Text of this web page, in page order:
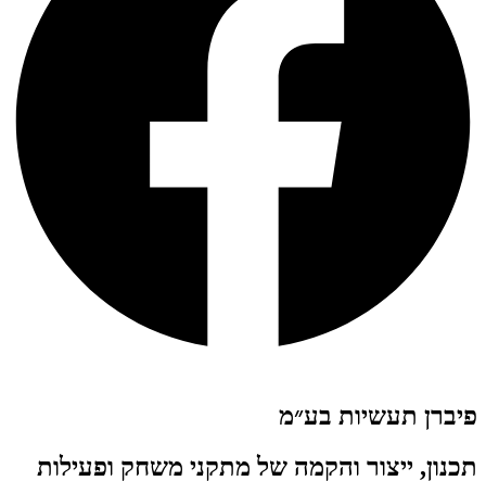
פיברן תעשיות בע״מ
תכנון, ייצור והקמה של מתקני משחק ופעילות